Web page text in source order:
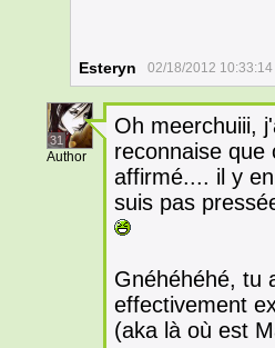
Esteryn 02/18/2012 10:33:14
31
Author
Oh meerchuiii,
reconnaise
affirmé.... il y
suis pas
Gnéhéhéhé, tu
effectivement
(aka là où est